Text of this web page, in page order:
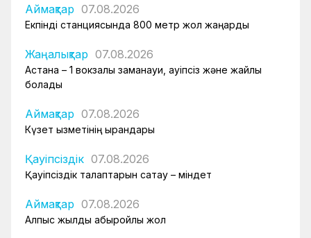
Аймақтар 07.08.2026
Екпінді станциясында 800 метр жол жаңарды
Жаңалықтар 07.08.2026
Астана – 1 вокзалы заманауи, қауіпсіз және жайлы
болады
Аймақтар 07.08.2026
Күзет қызметінің қырандары
Қауіпсіздік 07.08.2026
Қауіпсіздік талаптарын сақтау – міндет
Аймақтар 07.08.2026
Алпыс жылдық абыройлы жол